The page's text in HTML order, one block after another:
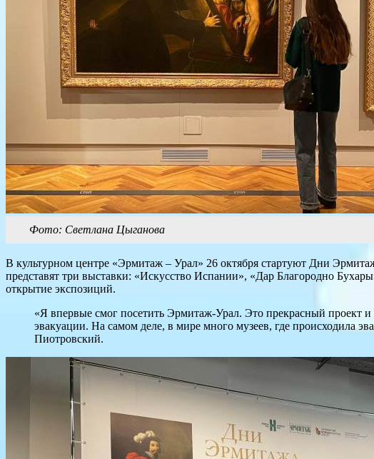
Фото: Светлана Цыганова
В культурном центре «Эрмитаж – Урал» 26 октября стартуют Дни
представят три выставки: «Искусство Испании», «Дар Благородно
открытие экспозиций.
«Я впервые смог посетить Эрмитаж-Урал. Это прекрасный проект и
эвакуации. На самом деле, в мире много музеев, где происходила
Пиотровский.